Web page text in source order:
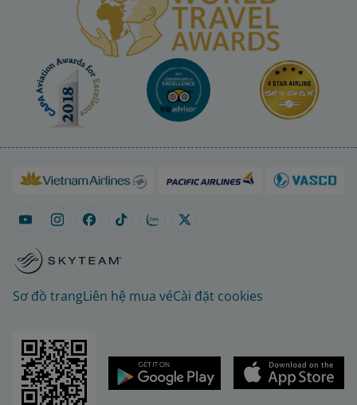
Sơ đồ trangLiên hệ mua véCài đặt cookies